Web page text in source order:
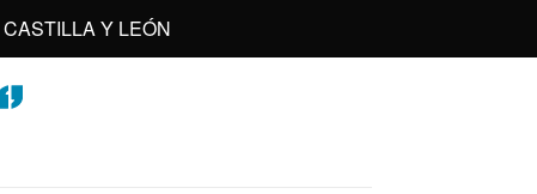
CASTILLA Y LEÓN